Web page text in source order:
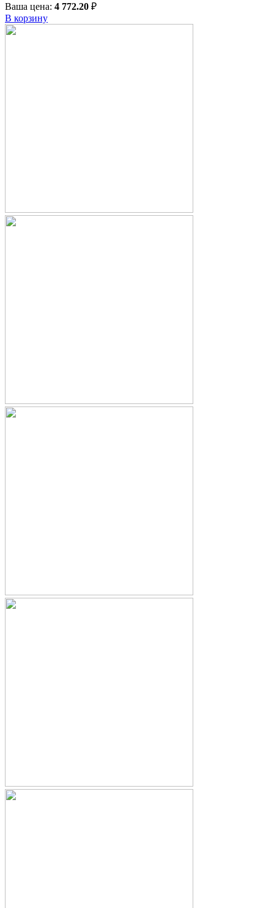
Ваша цена: 4 772.20 ₽
В корзину